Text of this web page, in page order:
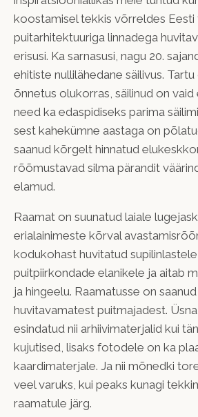
koostamisel tekkis võrreldes Eesti
puitarhitektuuriga linnadega
erisusi. Ka sarnasusi, nagu 20.
ehitiste nullilähedane säilivus. Tartu
õnnetus olukorras, säilinud on vaid
need ka edaspidiseks parima
sest kahekümne aastaga on
saanud kõrgelt hinnatud
rõõmustavad silma pärandit
elamud.
Raamat on suunatud laiale
erialainimeste kõrval
kodukohast huvitatud
puitpiirkondade elanikele ja aitab
ja hingeelu. Raamatusse on
huvitavamatest puitmajadest.
esindatud nii arhiivimaterjalid kui
kujutised, lisaks fotodele on ka
kaardimaterjale. Ja nii mõnedki
veel varuks, kui peaks kunagi
raamatule järg.